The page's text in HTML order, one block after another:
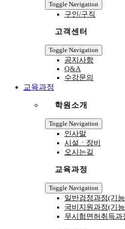
Toggle Navigation
구인/구직
고객센터
Toggle Navigation
공지사항
Q&A
수강문의
교육과정
학원소개
Toggle Navigation
인사말
시설ㆍ장비
오시는길
교육과정
Toggle Navigation
일반검정과정(기
국비지원과정(기
무시험면허취득과